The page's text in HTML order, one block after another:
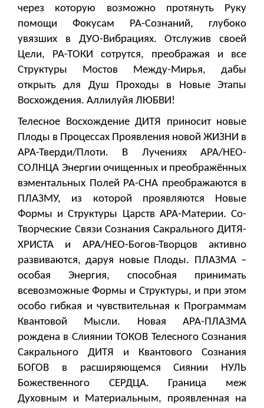
через которую возможно протянуть Руку
помощи Фокусам РА-Сознаний, глубоко
увязших в ДУО-Вибрациях. Отслужив своей
Цели, РА-ТОКИ сотрутся, преображая и все
Структуры Мостов Между-Мирья, дабы
открыть для Душ Проходы в Новые Этапы
Восхождения. Аллилуйя ЛЮБВИ!
Телесное Восхождение ДИТЯ приносит новые
Плоды в Процессах Проявления новой ЖИЗНИ в
АРА-Тверди/Плоти. В Лучениях АРА/НЕО-
СОЛНЦА Энергии очищенных и преображённых
вэментальных Полей РА-СНА преображаются в
ПЛАЗМУ, из которой проявляются Новые
Формы и Структуры Царств АРА-Материи. Со-
Творческие Связи Сознания Сакрального ДИТЯ-
ХРИСТА и АРА/НЕО-Богов-Творцов активно
развиваются, даруя новые Плоды. ПЛАЗМА –
особая Энергия, способная принимать
всевозможные Формы и Структуры, и при этом
особо гибкая и чувствительная к Программам
Квантовой Мысли. Новая АРА-ПЛАЗМА
рождена в Слиянии ТОКОВ Телесного Сознания
Сакрального ДИТЯ и Квантового Сознания
БОГОВ в расширяющемся Сиянии НУЛЬ
Божественного СЕРДЦА. Граница меж
Духовным и Материальным, проявленная на